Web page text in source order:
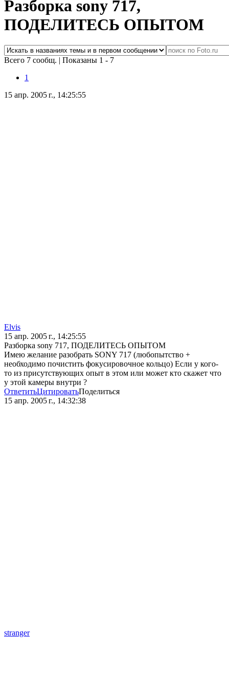
Разборка sony 717,
ПОДЕЛИТЕСЬ ОПЫТОМ
Всего 7 сообщ. | Показаны 1 - 7
1
15 апр. 2005 г., 14:25:55
Elvis
15 апр. 2005 г., 14:25:55
Разборка sony 717, ПОДЕЛИТЕСЬ ОПЫТОМ
Имею желание разобрать SONY 717 (любопытство +
необходимо почистить фокусировочное кольцо) Если у кого-
то из присутствующих опыт в этом или может кто скажет что
у этой камеры внутри ?
ОтветитьЦитироватьПоделиться
15 апр. 2005 г., 14:32:38
stranger